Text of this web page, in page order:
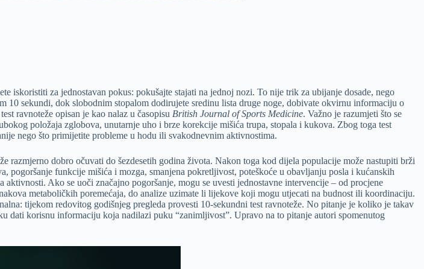
iskoristiti za jednostavan pokus: pokušajte stajati na jednoj nozi. To nije trik za ubijanje dosade, nego
sekundi, dok slobodnim stopalom dodirujete sredinu lista druge noge, dobivate okvirnu informaciju o
ravnoteže opisan je kao nalaz u časopisu British Journal of Sports Medicine. Važno je razumjeti što se
položaja zglobova, unutarnje uho i brze korekcije mišića trupa, stopala i kukova. Zbog toga test
nego što primijetite probleme u hodu ili svakodnevnim aktivnostima.
razmjerno dobro očuvati do šezdesetih godina života. Nakon toga kod dijela populacije može nastupiti brži
funkcije mišića i mozga, smanjena pokretljivost, poteškoće u obavljanju posla i kućanskih
Ako se uoči značajno pogoršanje, mogu se uvesti jednostavne intervencije – od procjene
metaboličkih poremećaja, do analize uzimate li lijekove koji mogu utjecati na budnost ili koordinaciju.
tijekom redovitog godišnjeg pregleda provesti 10-sekundni test ravnoteže. No pitanje je koliko je takav
dati korisnu informaciju koja nadilazi puku “zanimljivost”. Upravo na to pitanje autori spomenutog